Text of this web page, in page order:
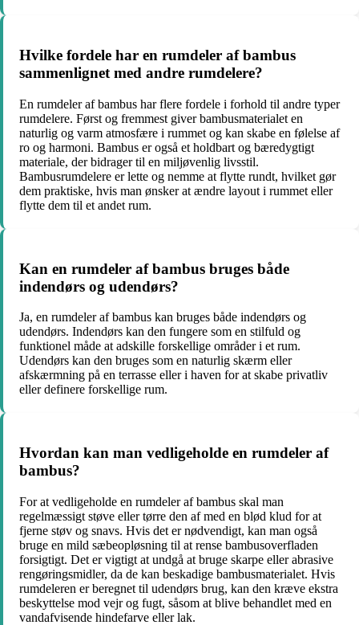
Hvilke fordele har en rumdeler af bambus
sammenlignet med andre rumdelere?
En rumdeler af bambus har flere fordele i forhold til andre typer
rumdelere. Først og fremmest giver bambusmaterialet en
naturlig og varm atmosfære i rummet og kan skabe en følelse af
ro og harmoni. Bambus er også et holdbart og bæredygtigt
materiale, der bidrager til en miljøvenlig livsstil.
Bambusrumdelere er lette og nemme at flytte rundt, hvilket gør
dem praktiske, hvis man ønsker at ændre layout i rummet eller
flytte dem til et andet rum.
Kan en rumdeler af bambus bruges både
indendørs og udendørs?
Ja, en rumdeler af bambus kan bruges både indendørs og
udendørs. Indendørs kan den fungere som en stilfuld og
funktionel måde at adskille forskellige områder i et rum.
Udendørs kan den bruges som en naturlig skærm eller
afskærmning på en terrasse eller i haven for at skabe privatliv
eller definere forskellige rum.
Hvordan kan man vedligeholde en rumdeler af
bambus?
For at vedligeholde en rumdeler af bambus skal man
regelmæssigt støve eller tørre den af med en blød klud for at
fjerne støv og snavs. Hvis det er nødvendigt, kan man også
bruge en mild sæbeopløsning til at rense bambusoverfladen
forsigtigt. Det er vigtigt at undgå at bruge skarpe eller abrasive
rengøringsmidler, da de kan beskadige bambusmaterialet. Hvis
rumdeleren er beregnet til udendørs brug, kan den kræve ekstra
beskyttelse mod vejr og fugt, såsom at blive behandlet med en
vandafvisende hindefarve eller lak.